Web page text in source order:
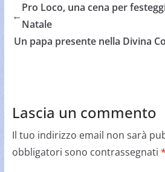
←
Pro Loco, una cena per
Natale
Un papa presente nella Divina
Lascia un commento
Il tuo indirizzo email non sarà
obbligatori sono contrassegnati *